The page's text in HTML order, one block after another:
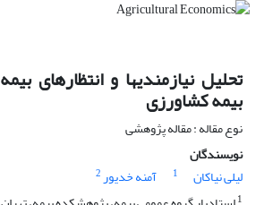
بیمه کشاورزی
نوع مقاله : مقاله پژوهشی
نویسندگان
لیلی نیاکان
1 آمنه خدیور2
1